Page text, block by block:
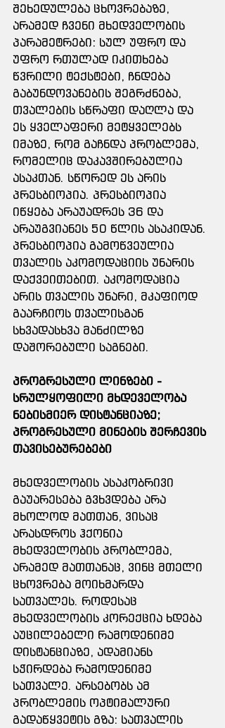
შეხედულება ცხოვრებაზე,
არამედ ჩვენი მხედველობის
პარამეტრები: სულ უფრო და
უფრო რთულად იკითხება
წვრილი ტექსტები, ჩნდება
გაბუნდოვანების შეგრძნება,
თვალების სწრაფი დაღლა და
ეს ყველაფერი მეტყველებს
იმაზე, რომ გაჩნდა პრობლემა,
რომელიც დაკავშირებულია
ასაკთან. სწორედ ეს არის
პრესბიოპია. პრესბიოპია
იწყება არაუადრეს 36 და
არაუგვიანეს 50 წლის ასაკიდან.
პრესბიოპია გამოწვეულია
თვალის აკომოდაციის უნარის
დაქვეითებით. აკომოდაცია
არის თვალის უნარი, მკაფიოდ
გაარჩიოს თვალისგან
სხვადასხვა მანძილზე
დაშორებული საგნები.
პროგრესული ლინზები -
სრულყოფილი მხდეველობა
ნებისმიერ დისტანციაზე;
პროგრესული მინების შერჩევის
თავისებურებები
მხედველობის ასაკობრივი
გაუარესება გვხვდება არა
მხოლოდ მათთან, ვისაც
არასდროს ჰქონია
მხედველობის პრობლემა,
არამედ მათთანაც, ვინც მთელი
ცხოვრება მოიხმარდა
სათვალეს. როდესაც
მხედველობის კორექცია ხდება
აუცილებელი რამოდენიმე
დისტანციაზე, ადამიანს
სჭირდება რამოდენიმე
სათვალე. არსებობს ამ
პრობლემის ოპტიმალური
გადაწყვეტის გზა: სათვალის